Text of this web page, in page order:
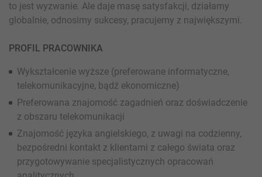
to jest wyzwanie. Ale daje masę satysfakcji, działamy
globalnie, odnosimy sukcesy, pracujemy z największymi.
PROFIL PRACOWNIKA
Wykształcenie wyższe (preferowane informatyczne,
telekomunikacyjne, bądź ekonomiczne)
Preferowana znajomość zagadnień oraz doświadczenie
z obszaru telekomunikacji
Znajomość języka angielskiego, z uwagi na codzienny,
bezpośredni kontakt z klientami z całego świata oraz
przygotowywanie specjalistycznych opracowań